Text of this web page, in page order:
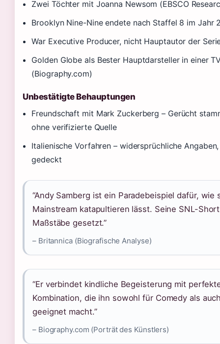
Zwei Töchter mit Joanna Newsom (EBSCO
Brooklyn Nine-Nine endete nach Staffel 8 im Jahr
War Executive Producer, nicht Hauptautor der
Golden Globe als Bester Hauptdarsteller in einer
(Biography.com)
Unbestätigte Behauptungen
Freundschaft mit Mark Zuckerberg – Gerücht
ohne verifizierte Quelle
Italienische Vorfahren – widersprüchliche
gedeckt
“Andy Samberg ist ein Paradebeispiel dafür,
Mainstream katapultieren lässt. Seine SNL-
Maßstäbe gesetzt.”
– Britannica (Biografische Analyse)
“Er verbindet kindliche Begeisterung mit
Kombination, die ihn sowohl für Comedy als
geeignet macht.”
– Biography.com (Porträt des Künstlers)